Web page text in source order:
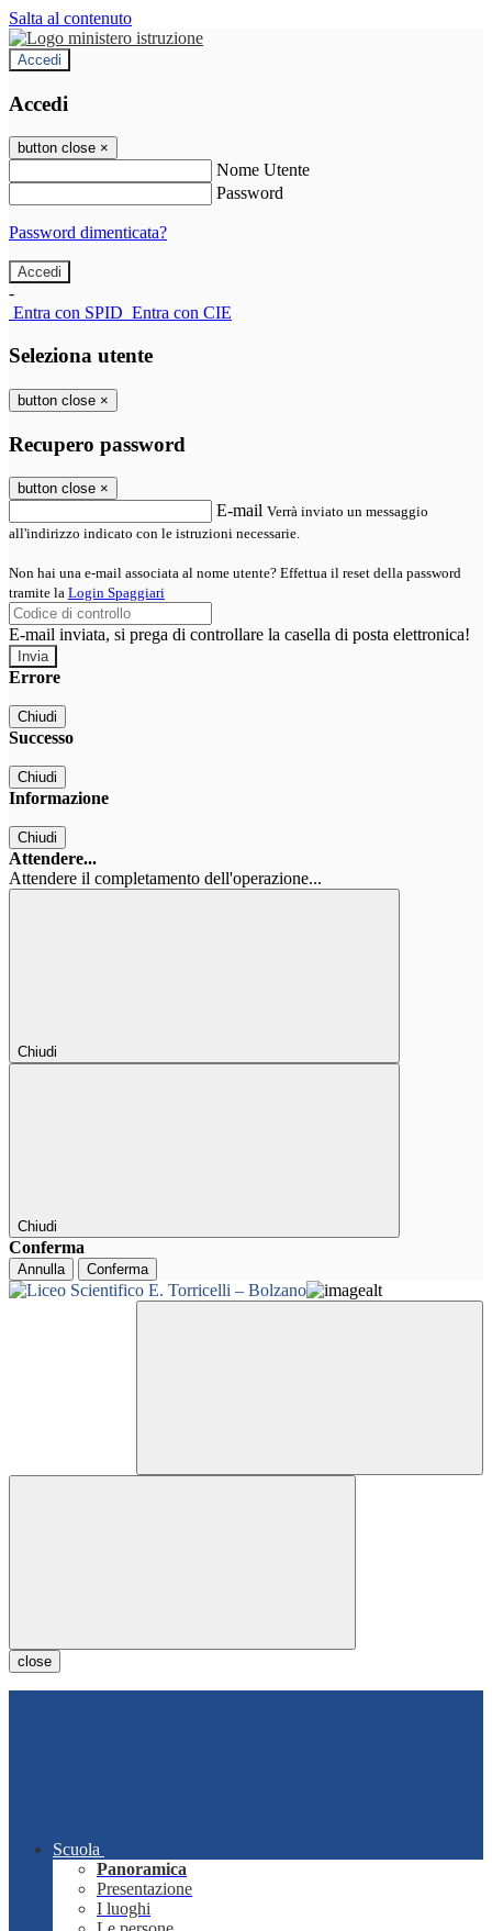
Salta al contenuto
Accedi
Accedi
button close ×
Nome Utente
Password
Password dimenticata?
-
Entra con SPID Entra con CIE
Seleziona utente
button close ×
Recupero password
button close ×
E-mail Verrà inviato un messaggio
all'indirizzo indicato con le istruzioni necessarie.
Non hai una e-mail associata al nome utente? Effettua il reset della password
tramite la Login Spaggiari
E-mail inviata, si prega di controllare la casella di posta elettronica!
Errore
Chiudi
Successo
Chiudi
Informazione
Chiudi
Attendere...
Attendere il completamento dell'operazione...
Chiudi
Chiudi
Conferma
Annulla Conferma
close
Scuola
Panoramica
Presentazione
I luoghi